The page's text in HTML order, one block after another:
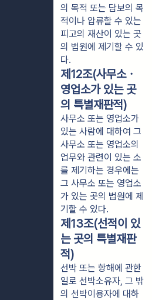
의 목적 또는 담보의 목
적이나 압류할 수 있는
피고의 재산이 있는 곳
의 법원에 제기할 수 있
다.
제12조(사무소ㆍ
영업소가 있는 곳
의 특별재판적)
사무소 또는 영업소가
있는 사람에 대하여 그
사무소 또는 영업소의
업무와 관련이 있는 소
를 제기하는 경우에는
그 사무소 또는 영업소
가 있는 곳의 법원에 제
기할 수 있다.
제13조(선적이 있
는 곳의 특별재판
적)
선박 또는 항해에 관한
일로 선박소유자, 그 밖
의 선박이용자에 대하